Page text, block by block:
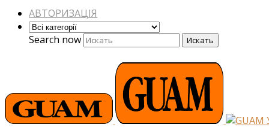
АВТОРИЗАЦІЯ
Search now
Искать